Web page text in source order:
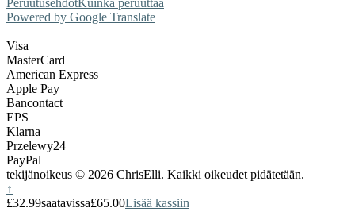
Powered by Google Translate
Visa
MasterCard
American Express
Apple Pay
Bancontact
EPS
Klarna
Przelewy24
PayPal
tekijänoikeus © 2026 ChrisElli. Kaikki oikeudet pidätetään.
↑
£32.99saatavissa£65.00Lisää kassiin